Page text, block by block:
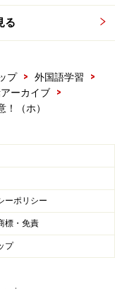
る
プ > 外国語学習
>
ーカイブ
>
（ホ）
ーポリシー
標・免責
プ